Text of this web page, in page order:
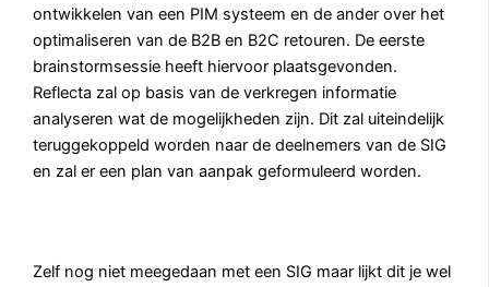
ontwikkelen van een PIM systeem en de ander over het
optimaliseren van de B2B en B2C retouren. De eerste
brainstormsessie heeft hiervoor plaatsgevonden.
Reflecta zal op basis van de verkregen informatie
analyseren wat de mogelijkheden zijn. Dit zal uiteindelijk
teruggekoppeld worden naar de deelnemers van de SIG
en zal er een plan van aanpak geformuleerd worden.
Zelf nog niet meegedaan met een SIG maar lijkt dit je wel